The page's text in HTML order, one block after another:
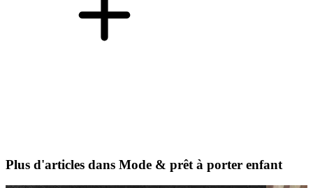
Plus d'articles dans Mode & prêt à porter enfant